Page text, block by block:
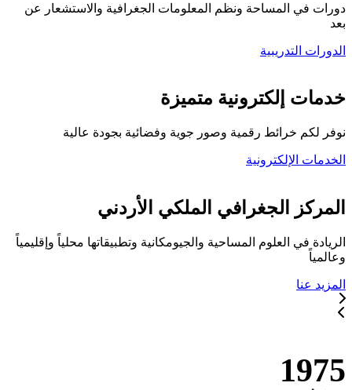
دورات في المساحة ونظم المعلومات الجغرافية والاستشعار عن
بعد
الدورات التدريبية
خدمات إلكترونية متميزة
نوفر لكم خرائط رقمية وصور جوية وفضائية بجودة عالية
الخدمات الإلكترونية
المركز الجغرافي الملكي الأردني
الريادة في العلوم المساحية والجيومكانية وتطبيقاتها محلياً وإقليمياً
وعالمياً
المزيد عنا
1975